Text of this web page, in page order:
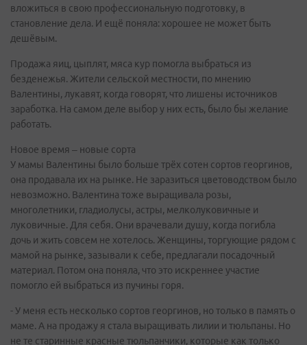
вложиться в свою профессиональную подготовку, в
становление дела. И ещё поняла: хорошее не может быть
дешёвым.
Продажа яиц, цыплят, мяса кур помогла выбраться из
безденежья. Жители сельской местности, по мнению
Валентины, лукавят, когда говорят, что лишены источников
заработка. На самом деле выбор у них есть, было бы желание
работать.
Новое время – новые сорта
У мамы Валентины было больше трёх сотен сортов георгинов,
она продавала их на рынке. Не заразиться цветоводством было
невозможно. Валентина тоже выращивала розы,
многолетники, гладиолусы, астры, мелколуковичные и
луковичные. Для себя. Они врачевали душу, когда погибла
дочь и жить совсем не хотелось. Женщины, торгующие рядом с
мамой на рынке, зазывали к себе, предлагали посадочный
материал. Потом она поняла, что это искреннее участие
помогло ей выбраться из пучины горя.
- У меня есть несколько сортов георгинов, но только в память о
маме. А на продажу я стала выращивать лилии и тюльпаны. Но
не те старинные красные тюльпанчики, которые как только